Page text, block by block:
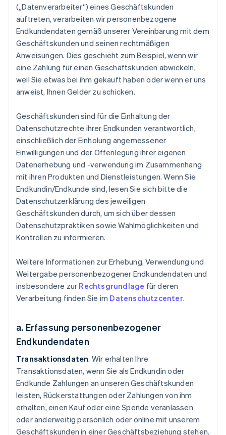
(„Datenverarbeiter“) eines Geschäftskunden
auftreten, verarbeiten wir personenbezogene
Endkundendaten gemäß unserer Vereinbarung mit dem
Geschäftskunden und seinen rechtmäßigen
Anweisungen. Dies geschieht zum Beispiel, wenn wir
eine Zahlung für einen Geschäftskunden abwickeln,
weil Sie etwas bei ihm gekauft haben oder wenn er uns
anweist, Ihnen Gelder zu schicken.
Geschäftskunden sind für die Einhaltung der
Datenschutzrechte ihrer Endkunden verantwortlich,
einschließlich der Einholung angemessener
Einwilligungen und der Offenlegung ihrer eigenen
Datenerhebung und -verwendung im Zusammenhang
mit ihren Produkten und Dienstleistungen. Wenn Sie
Endkundin/Endkunde sind, lesen Sie sich bitte die
Datenschutzerklärung des jeweiligen
Geschäftskunden durch, um sich über dessen
Datenschutzpraktiken sowie Wahlmöglichkeiten und
Kontrollen zu informieren.
Weitere Informationen zur Erhebung, Verwendung und
Weitergabe personenbezogener Endkundendaten und
insbesondere zur Rechtsgrundlage für deren
Verarbeitung finden Sie im Datenschutzcenter.
a. Erfassung personenbezogener
Endkundendaten
Transaktionsdaten. Wir erhalten Ihre
Transaktionsdaten, wenn Sie als Endkundin oder
Endkunde Zahlungen an unseren Geschäftskunden
leisten, Rückerstattungen oder Zahlungen von ihm
erhalten, einen Kauf oder eine Spende veranlassen
oder anderweitig persönlich oder online mit unserem
Geschäftskunden in einer Geschäftsbeziehung stehen.